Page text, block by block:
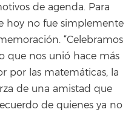
de agenda. Para
hoy no fue simplemente
“Celebramos
que nos unió hace más
por las matemáticas, la
de una amistad que
de quienes ya no